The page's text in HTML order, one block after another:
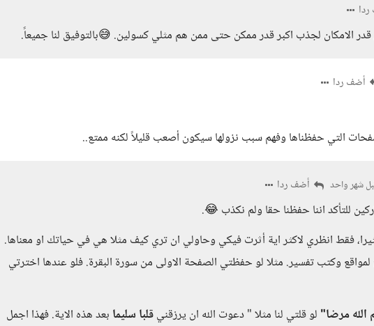
قدر الامكان لجذب اكبر قدر ممكن حتى ممن هم مثلي كسولين. 😅بالتوفيق لنا جميعاً.
أضف ردا
التي حفظناها وفهم سبب نزولها سيكون أصعب قليلاً لكنه ممتع..
شهر واحد أضف ردا
للتأكد اننا حفظنا حقا ولم نكذب 😂.
كثيرا، فقط انظري لاكثر اية أثرت فيكي وحاولي ان تري كيف مثلا هي في حياتك او معناها.
وكتب تفسير. مثلا لو حفظتي الصفحة الاولى من سورة البقرة. فلو عندها اخترتي
مرضا" لو قلتي لنا مثلا " دعوت الله ان يرزقنيقلبا سليما بعد هذه الاية. فهذا اجمل